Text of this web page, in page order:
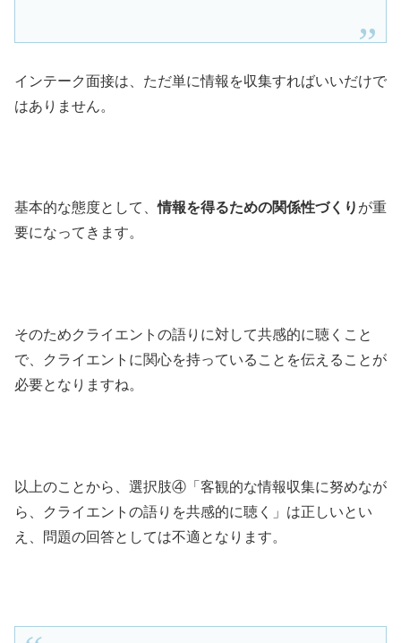
インテーク面接は、ただ単に情報を収集すればいいだけで
はありません。
基本的な態度として、情報を得るための関係性づくり が重
要になってきます。
そのためクライエントの語りに対して共感的に聴くこと
で、クライエントに関心を持っていることを伝えることが
必要となりますね。
以上のことから、選択肢④「客観的な情報収集に努めなが
ら、クライエントの語りを共感的に聴く」は正しいとい
え、問題の回答としては不適となります。